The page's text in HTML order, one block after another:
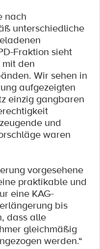
nach
unterschiedliche
Fraktion sieht
den
Wir sehen in
aufgezeigten
einzig gangbaren
und
waren
vorgesehene
praktikable und
eine KAG-
bis
dass alle
gleichmäßig
werden.“